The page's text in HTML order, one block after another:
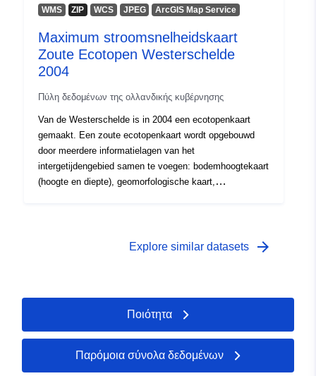
een kromlijnig grid.
WMS ZIP WCS JPEG ArcGIS Map Service
Maximum stroomsnelheidskaart
Zoute Ecotopen Westerschelde
2004
Πύλη δεδομένων της ολλανδικής κυβέρνησης
Van de Westerschelde is in 2004 een ecotopenkaart
gemaakt. Een zoute ecotopenkaart wordt opgebouwd
door meerdere informatielagen van het
intergetijdengebied samen te voegen: bodemhoogtekaart
(hoogte en diepte), geomorfologische kaart,
Explore similar datasets arrow_forward
Ποιότητα
Παρόμοια σύνολα δεδομένων